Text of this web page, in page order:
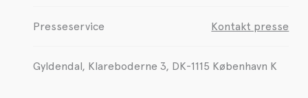
Presseservice Kontakt presse
Gyldendal, Klareboderne 3, DK-1115 København K